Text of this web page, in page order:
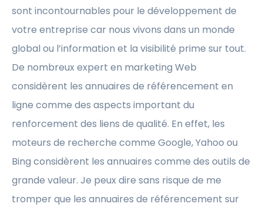
sont incontournables pour le développement de
votre entreprise car nous vivons dans un monde
global ou l’information et la visibilité prime sur tout.
De nombreux expert en marketing Web
considèrent les annuaires de référencement en
ligne comme des aspects important du
renforcement des liens de qualité. En effet, les
moteurs de recherche comme Google, Yahoo ou
Bing considèrent les annuaires comme des outils de
grande valeur. Je peux dire sans risque de me
tromper que les annuaires de référencement sur